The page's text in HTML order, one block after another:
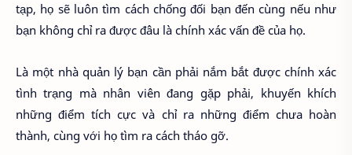
tạp, họ sẽ luôn tìm cách chống đối bạn đến cùng nếu như
bạn không chỉ ra được đâu là chính xác vấn đề của họ.
Là một nhà quản lý bạn cần phải nắm bắt được chính xác
tình trạng mà nhân viên đang gặp phải, khuyến khích
những điểm tích cực và chỉ ra những điểm chưa hoàn
thành, cùng với họ tìm ra cách tháo gỡ.